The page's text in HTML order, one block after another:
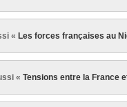
« Les forces françaises au
« Tensions entre la France